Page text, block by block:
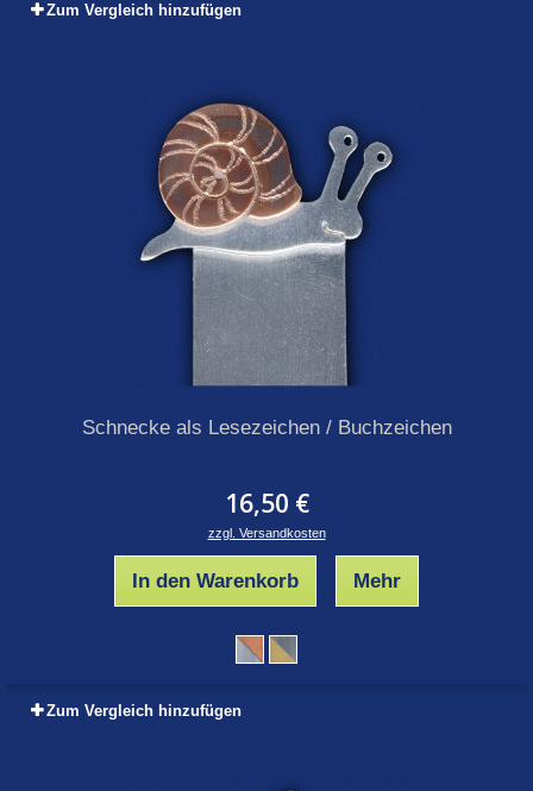
Zum Vergleich hinzufügen
Schnecke als Lesezeichen / Buchzeichen
16,50 €
zzgl. Versandkosten
In den Warenkorb Mehr
Zum Vergleich hinzufügen